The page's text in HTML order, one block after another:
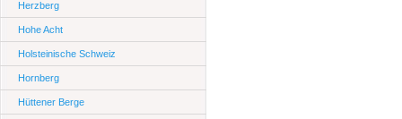
Herzberg
Hohe Acht
Holsteinische Schweiz
Hornberg
Hüttener Berge